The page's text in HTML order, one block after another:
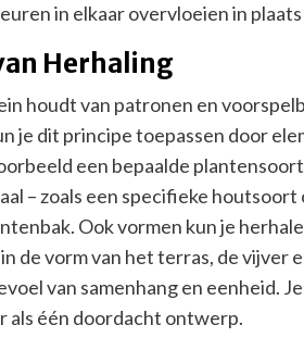
in elkaar overvloeien in
Herhaling
houdt van patronen en
je dit principe toepassen door
een bepaalde
– zoals een specifieke
Ook vormen kun je
de vorm van het terras, de vijver
van samenhang en eenheid.
als één doordacht ontwerp.